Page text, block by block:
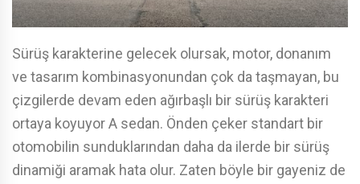
Sürüş karakterine gelecek olursak, motor, donanım
ve tasarım kombinasyonundan çok da taşmayan, bu
çizgilerde devam eden ağırbaşlı bir sürüş karakteri
ortaya koyuyor A sedan. Önden çeker standart bir
otomobilin sunduklarından daha da ilerde bir sürüş
dinamiği aramak hata olur. Zaten böyle bir gayeniz de